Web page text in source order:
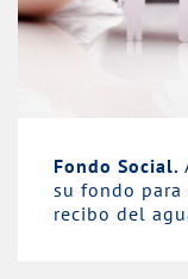
Fondo Social.
su fondo
recibo del